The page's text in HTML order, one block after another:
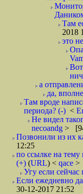
Там
2018
это
а
да,
Там вроде
периода? (-) <
Не видел
necoandg >
Позвонили из их
12:25
по ссылке на тему
(+) (URL) < qace >
Угу если
Если ежедневно
30-12-2017 21:52